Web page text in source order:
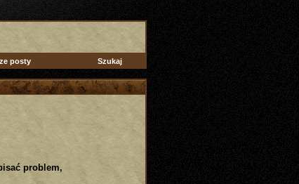
posty Szukaj
problem,